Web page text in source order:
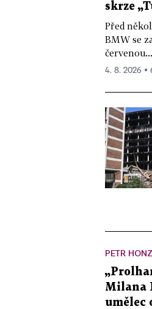
skrze
Před
BMW se
červenou...
4. 8. 2026 ▪
PETR
Milana
umělec